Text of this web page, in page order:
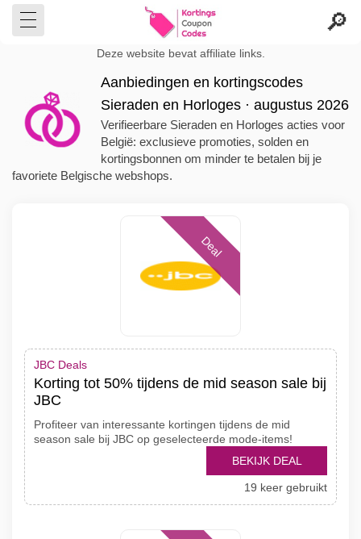
Deze website bevat affiliate links.
Aanbiedingen en kortingscodes
Sieraden en Horloges · augustus 2026
Verifieerbare Sieraden en Horloges acties voor
België: exclusieve promoties, solden en
kortingsbonnen om minder te betalen bij je
favoriete Belgische webshops.
Deal
JBC Deals
Korting tot 50% tijdens de mid season sale bij
JBC
Profiteer van interessante kortingen tijdens de mid
season sale bij JBC op geselecteerde mode-items!
BEKIJK DEAL
19 keer gebruikt